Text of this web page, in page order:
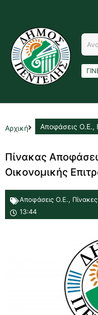
Αρχική Αποφάσεις Ο.Ε.,
Πίνακας
Οικονομικής
Αποφάσεις Ο.Ε.,
13:44